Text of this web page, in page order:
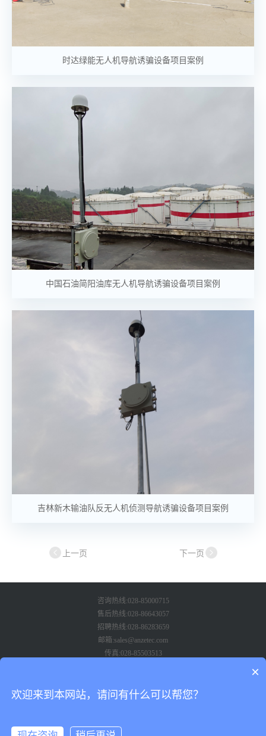
时达绿能无人机导航诱骗设备项目案例
中国石油简阳油库无人机导航诱骗设备项目案例
吉林新木输油队反无人机侦测导航诱骗设备项目案例
« »
咨询热线:028-85000715
售后热线:028-86643057
招聘热线:028-86283659
邮箱:sales@anzetec.com
传真:028-85503513
×
欢迎来到本网站，请问有什么可以帮您？